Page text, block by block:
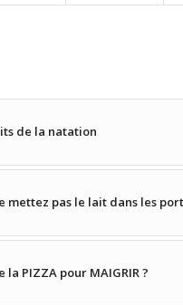
de la natation
mettez pas le lait dans les
la PIZZA pour MAIGRIR ?